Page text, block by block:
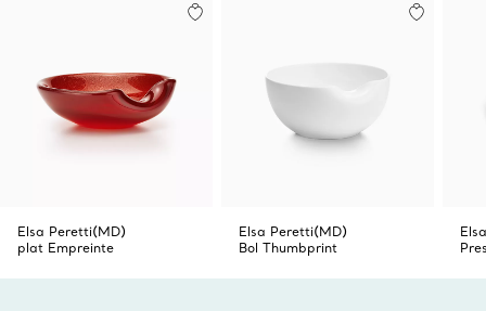
Elsa Peretti(MD)
plat Empreinte
Elsa Peretti(MD)
Bol Thumbprint